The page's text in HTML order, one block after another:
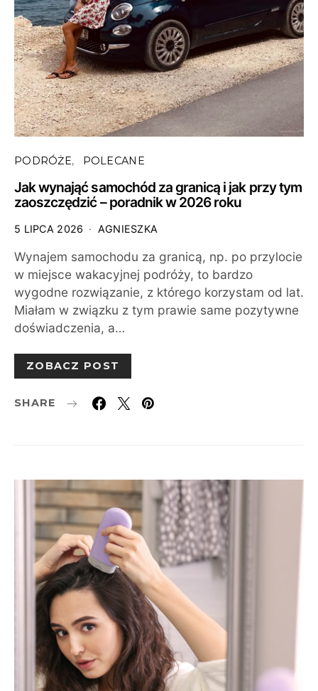
PODRÓŻE POLECANE
Jak wynająć samochód za granicą i jak przy tym
zaoszczędzić – poradnik w 2026 roku
5 LIPCA 2026 AGNIESZKA
Wynajem samochodu za granicą, np. po przylocie
w miejsce wakacyjnej podróży, to bardzo
wygodne rozwiązanie, z którego korzystam od lat.
Miałam w związku z tym prawie same pozytywne
doświadczenia, a…
ZOBACZ POST
SHARE